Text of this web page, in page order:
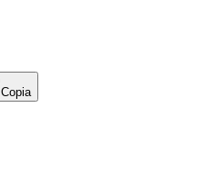
Copia